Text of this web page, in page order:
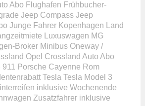
Abo Flughafen Frühbucher-
Jeep Compass Jeep
Junge Fahrer Kopenhagen
Land
Luxuswagen MG
Broker Minibus Oneway /
Opel Crossland Auto Abo
Porsche Cayenne Rom
Tesla Tesla Model 3
inklusive Wochenende
Zusatzfahrer inklusive